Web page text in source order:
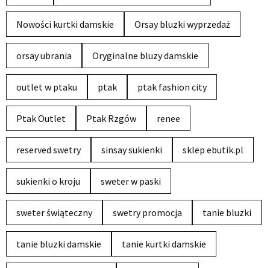
Nowości kurtki damskie Orsay bluzki wyprzedaż
orsay ubrania Oryginalne bluzy damskie
outlet w ptaku ptak ptak fashion city
Ptak Outlet Ptak Rzgów renee
reserved swetry sinsay sukienki sklep ebutik.pl
sukienki o kroju sweter w paski
sweter świąteczny swetry promocja tanie bluzki
tanie bluzki damskie tanie kurtki damskie